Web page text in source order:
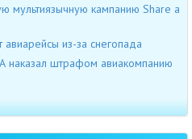
мультиязычную кампанию Share a
из-за снегопада
наказал штрафом авиакомпанию